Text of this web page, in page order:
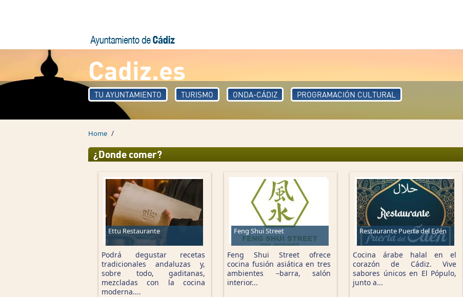
Cadiz.es
TU AYUNTAMIENTO TURISMO ONDA-CÁDIZ PROGRAMACIÓN CULTURAL
Home /
¿Donde comer?
Ettu Restaurante
Podrá degustar recetas
tradicionales andaluzas y,
sobre todo, gaditanas,
mezcladas con la cocina
moderna....
Feng Shui Street
Feng Shui Street ofrece
cocina fusión asiática en tres
ambientes –barra, salón
interior...
Restaurante Puerta del Edén
Cocina árabe halal en el
corazón de Cádiz. Vive
sabores únicos en El Pópulo,
junto a...
Pages